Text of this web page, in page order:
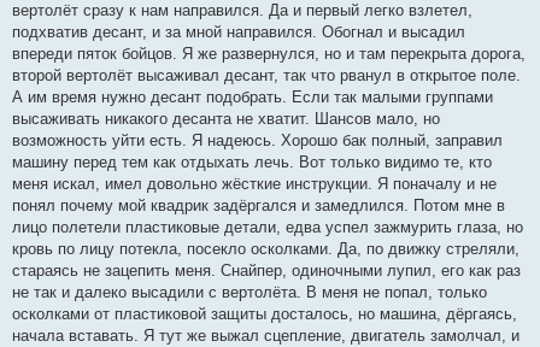
вертолёт сразу к нам направился. Да и первый легко взлетел,
подхватив десант, и за мной направился. Обогнал и высадил
впереди пяток бойцов. Я же развернулся, но и там перекрыта дорога,
второй вертолёт высаживал десант, так что рванул в открытое поле.
А им время нужно десант подобрать. Если так малыми группами
высаживать никакого десанта не хватит. Шансов мало, но
возможность уйти есть. Я надеюсь. Хорошо бак полный, заправил
машину перед тем как отдыхать лечь. Вот только видимо те, кто
меня искал, имел довольно жёсткие инструкции. Я поначалу и не
понял почему мой квадрик задёргался и замедлился. Потом мне в
лицо полетели пластиковые детали, едва успел зажмурить глаза, но
кровь по лицу потекла, посекло осколками. Да, по движку стреляли,
стараясь не зацепить меня. Снайпер, одиночными лупил, его как раз
не так и далеко высадили с вертолёта. В меня не попал, только
осколками от пластиковой защиты досталось, но машина, дёргаясь,
начала вставать. Я тут же выжал сцепление, двигатель замолчал, и